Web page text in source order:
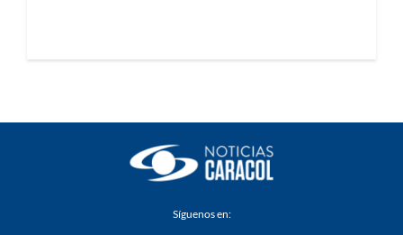
Síguenos en: